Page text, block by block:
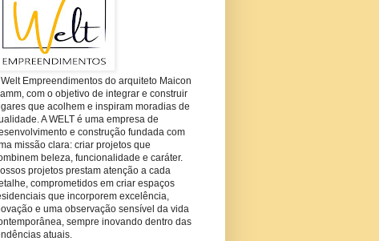
Welt Empreendimentos do arquiteto Maicon
com o objetivo de integrar e construir
que acolhem e inspiram moradias de
A WELT é uma empresa de
e construção fundada com
missão clara: criar projetos que
beleza, funcionalidade e caráter.
projetos prestam atenção a cada
comprometidos em criar espaços
que incorporem excelência,
e uma observação sensível da vida
sempre inovando dentro das
atuais.